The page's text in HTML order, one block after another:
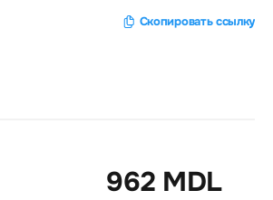
Скопировать ссылку
962 MDL